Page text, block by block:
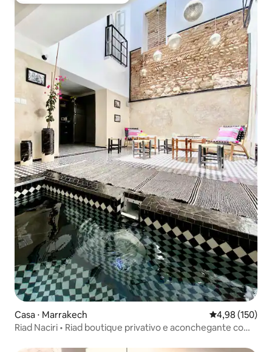
Casa ⋅ Marrakech 4,98 de uma
4,98 (150)
Riad Naciri • Riad boutique privativo e aconchegante com